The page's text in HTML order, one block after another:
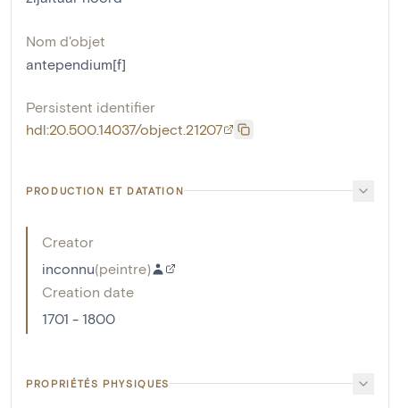
Nom d'objet
antependium[f]
Persistent identifier
hdl:20.500.14037/object.21207
PRODUCTION ET DATATION
Creator
inconnu(peintre)
Creation date
1701 - 1800
PROPRIÉTÉS PHYSIQUES